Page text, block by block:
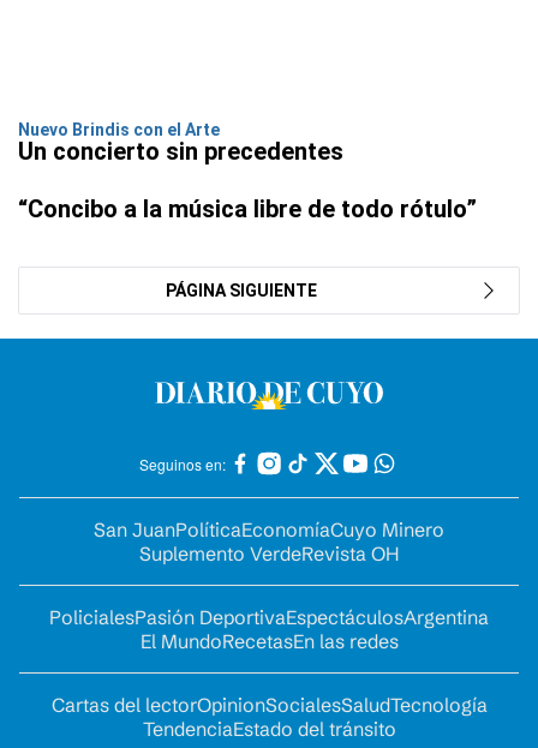
Nuevo Brindis con el Arte
Un concierto sin precedentes
“Concibo a la música libre de todo rótulo”
PÁGINA SIGUIENTE
Seguinos en:
San JuanPolíticaEconomíaCuyo Minero
Suplemento VerdeRevista OH
PolicialesPasión DeportivaEspectáculosArgentina
El MundoRecetasEn las redes
Cartas del lectorOpinionSocialesSaludTecnología
TendenciaEstado del tránsito